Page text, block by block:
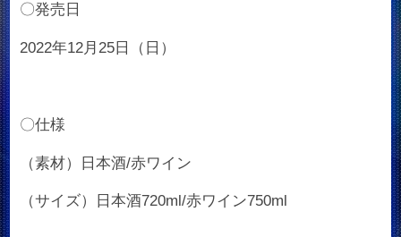
〇発売日
2022年12月25日（日）
〇仕様
（素材）日本酒/赤ワイン
（サイズ）日本酒720ml/赤ワイン750ml